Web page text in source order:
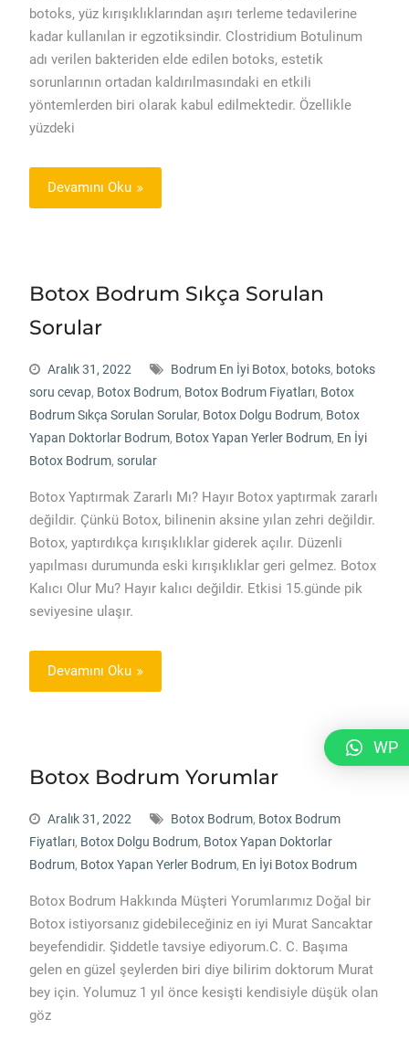
botoks, yüz kırışıklıklarından aşırı terleme tedavilerine
kadar kullanılan ir egzotiksindir. Clostridium Botulinum
adı verilen bakteriden elde edilen botoks, estetik
sorunlarının ortadan kaldırılmasındaki en etkili
yöntemlerden biri olarak kabul edilmektedir. Özellikle
yüzdeki
Devamını Oku
Botox Bodrum Sıkça Sorulan
Sorular
Aralık 31, 2022 Bodrum En İyi Botox, botoks, botoks
soru cevap, Botox Bodrum, Botox Bodrum Fiyatları, Botox
Bodrum Sıkça Sorulan Sorular, Botox Dolgu Bodrum, Botox
Yapan Doktorlar Bodrum, Botox Yapan Yerler Bodrum, En İyi
Botox Bodrum, sorular
Botox Yaptırmak Zararlı Mı? Hayır Botox yaptırmak zararlı
değildir. Çünkü Botox, bilinenin aksine yılan zehri değildir.
Botox, yaptırdıkça kırışıklıklar giderek açılır. Düzenli
yapılması durumunda eski kırışıklıklar geri gelmez. Botox
Kalıcı Olur Mu? Hayır kalıcı değildir. Etkisi 15.günde pik
seviyesine ulaşır.
Devamını Oku
Botox Bodrum Yorumlar
Aralık 31, 2022 Botox Bodrum, Botox Bodrum
Fiyatları, Botox Dolgu Bodrum, Botox Yapan Doktorlar
Bodrum, Botox Yapan Yerler Bodrum, En İyi Botox Bodrum
Botox Bodrum Hakkında Müşteri Yorumlarımız Doğal bir
Botox istiyorsanız gidebileceğiniz en iyi Murat Sancaktar
beyefendidir. Şiddetle tavsiye ediyorum.C. C. Başıma
gelen en güzel şeylerden biri diye bilirim doktorum Murat
bey için. Yolumuz 1 yıl önce kesişti kendisiyle düşük olan
göz
WP